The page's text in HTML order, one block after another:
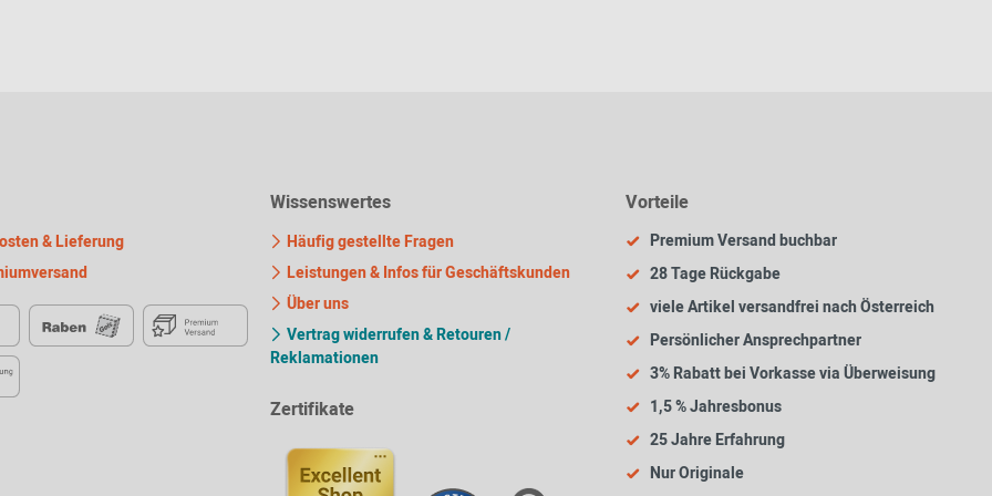
& Lieferung
Wissenswertes
Häufig gestellte Fragen
Leistungen & Infos für Geschäftskunden
Über uns
Vertrag widerrufen & Retouren /
Reklamationen
Zertifikate
Vorteile
Premium Versand buchbar
28 Tage Rückgabe
viele Artikel versandfrei nach Österreich
Persönlicher Ansprechpartner
3% Rabatt bei Vorkasse via Überweisung
1,5 % Jahresbonus
25 Jahre Erfahrung
Nur Originale